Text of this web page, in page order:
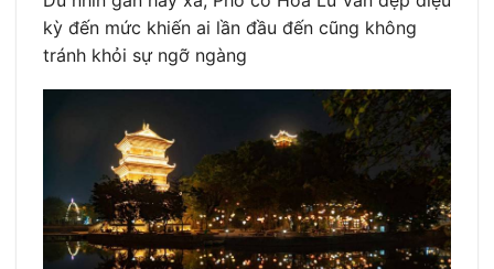
kỳ đến mức khiến ai lần đầu đến cũng không
tránh khỏi sự ngỡ ngàng